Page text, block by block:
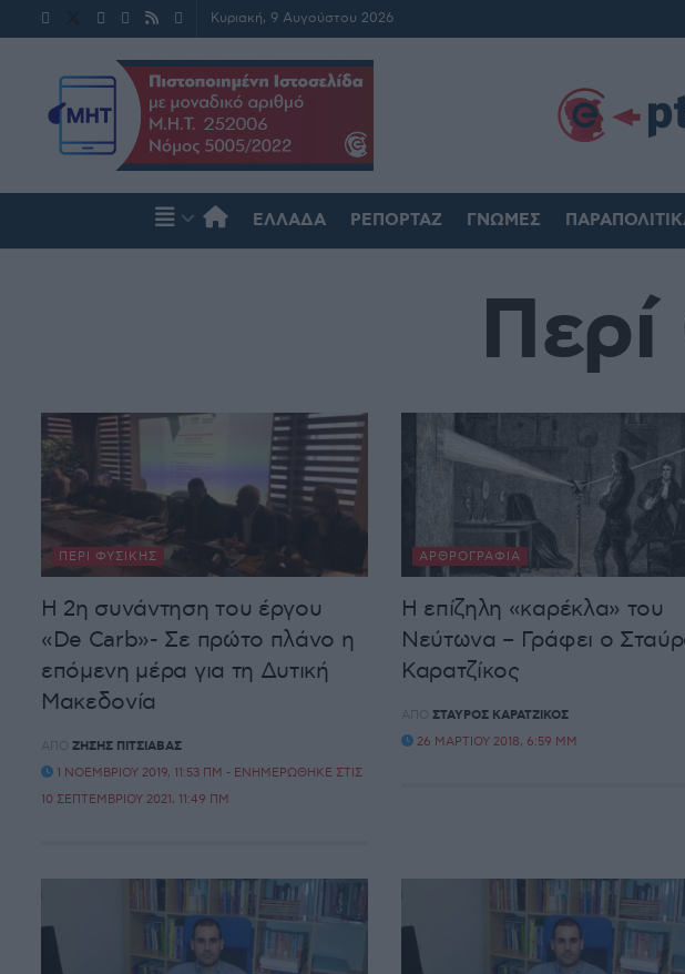
Κυριακή, 9 Αυγούστου 2026
ΕΛΛΆΔΑ ΡΕΠΟΡΤΆΖ ΓΝΏΜΕΣ
ΠΕΡΊ ΦΥΣΙΚΉΣ
Η 2η συνάντηση του έργου
«De Carb»- Σε πρώτο πλάνο η
επόμενη μέρα για τη Δυτική
Μακεδονία
ΑΠΌ ΖΉΣΗΣ ΠΙΤΣΙΆΒΑΣ
1 ΝΟΕΜΒΡΊΟΥ 2019, 11:53 ΠΜ - ΕΝΗΜΕΡΏΘΗΚΕ ΣΤΙΣ
10 ΣΕΠΤΕΜΒΡΊΟΥ 2021, 11:49 ΠΜ
ΑΡΘΡΟΓΡΑΦΊΑ
Η επίζηλη «καρέκλα» του
Νεύτωνα – Γράφει ο
Καρατζίκος
ΑΠΌ ΣΤΑΎΡΟΣ ΚΑΡΑΤΖΊΚΟΣ
26 ΜΑΡΤΊΟΥ 2018, 6:59 ΜΜ